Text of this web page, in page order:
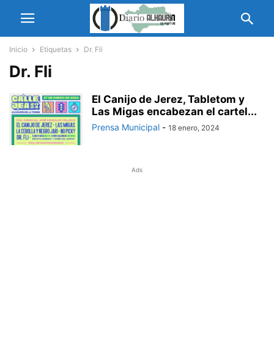
Inicio Etiquetas Dr. Fli
Dr. Fli
El Canijo de Jerez, Tabletom y
Las Migas encabezan el cartel...
Prensa Municipal - 18 enero, 2024
Ads